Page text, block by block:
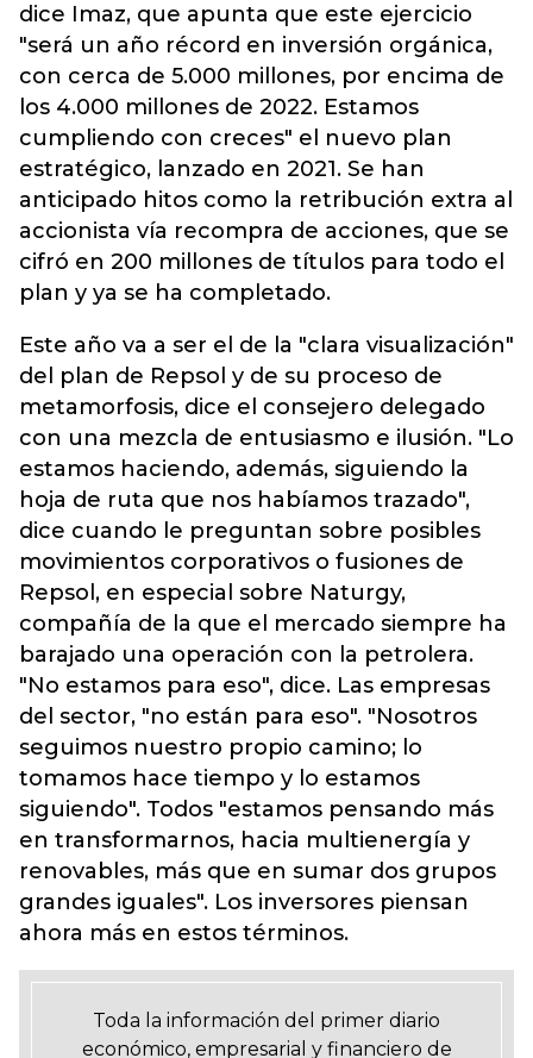
dice Imaz, que apunta que este ejercicio
"será un año récord en inversión orgánica,
con cerca de 5.000 millones, por encima de
los 4.000 millones de 2022. Estamos
cumpliendo con creces" el nuevo plan
estratégico, lanzado en 2021. Se han
anticipado hitos como la retribución extra al
accionista vía recompra de acciones, que se
cifró en 200 millones de títulos para todo el
plan y ya se ha completado.
Este año va a ser el de la "clara visualización"
del plan de Repsol y de su proceso de
metamorfosis, dice el consejero delegado
con una mezcla de entusiasmo e ilusión. "Lo
estamos haciendo, además, siguiendo la
hoja de ruta que nos habíamos trazado",
dice cuando le preguntan sobre posibles
movimientos corporativos o fusiones de
Repsol, en especial sobre Naturgy,
compañía de la que el mercado siempre ha
barajado una operación con la petrolera.
"No estamos para eso", dice. Las empresas
del sector, "no están para eso". "Nosotros
seguimos nuestro propio camino; lo
tomamos hace tiempo y lo estamos
siguiendo". Todos "estamos pensando más
en transformarnos, hacia multienergía y
renovables, más que en sumar dos grupos
grandes iguales". Los inversores piensan
ahora más en estos términos.
Toda la información del primer diario
económico, empresarial y financiero de